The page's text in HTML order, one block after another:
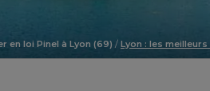
en loi Pinel à Lyon (69) / Lyon : les